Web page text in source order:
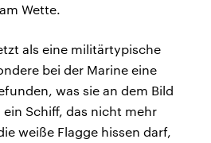
Wette.
als eine militärtypische
bei der Marine eine
was sie an dem Bild
Schiff, das nicht mehr
weiße Flagge hissen darf,